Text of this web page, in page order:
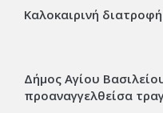
Καλοκαιρινή
Δήμος Αγίου
προαναγγελθείσα